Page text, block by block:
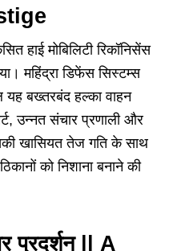
हाई मोबिलिटी रिकॉनिसेंस
महिंद्रा डिफेंस सिस्टम्स
यह बख्तरबंद हल्का वाहन
उन्नत संचार प्रणाली और
खासियत तेज गति के साथ
को निशाना बनाने की
प्रदर्शन|| A